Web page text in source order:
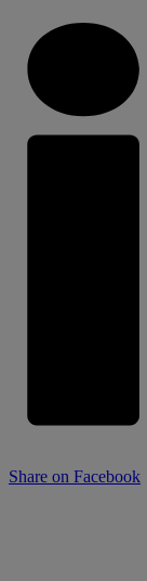
Share on Facebook